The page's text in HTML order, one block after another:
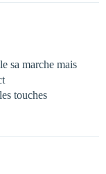
sa marche mais
touches